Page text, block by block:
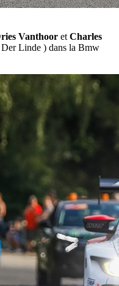
Vanthoor etCharles
Der Linde ) dans la Bmw